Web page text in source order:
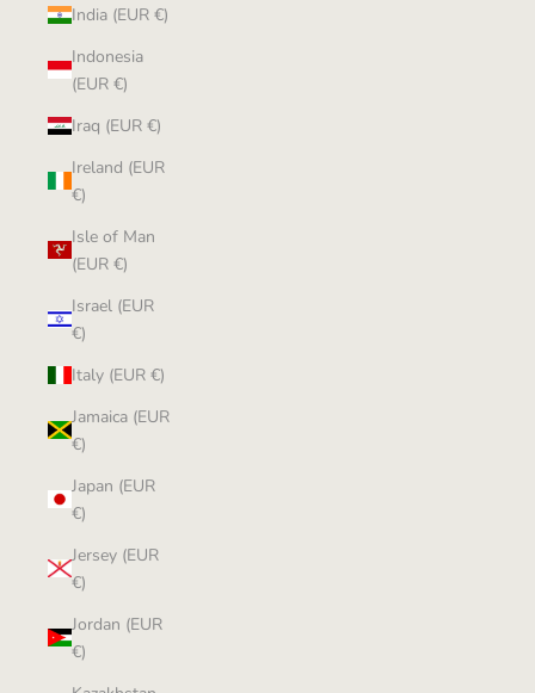
India (EUR €)
Indonesia
(EUR €)
Iraq (EUR €)
Ireland (EUR
€)
Isle of Man
(EUR €)
Israel (EUR
€)
Italy (EUR €)
Jamaica (EUR
€)
Japan (EUR
€)
Jersey (EUR
€)
Jordan (EUR
€)